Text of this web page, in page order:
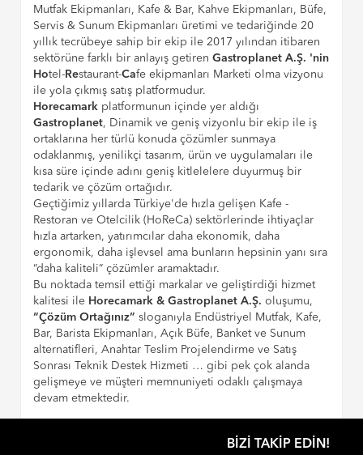
Mutfak Ekipmanları, Kafe & Bar, Kahve Ekipmanları, Büfe,
Servis & Sunum Ekipmanları üretimi ve tedariğinde 20
yıllık tecrübeye sahip bir ekip ile 2017 yılından itibaren
sektörüne farklı bir anlayış getirenGastroplanet A.Ş. 'nin
Hotel-Restaurant-Cafe ekipmanları Marketi olma vizyonu
ile yola çıkmış satış platformudur.
Horecamark platformunun içinde yer aldığı
Gastroplanet, Dinamik ve geniş vizyonlu bir ekip ile iş
ortaklarına her türlü konuda çözümler sunmaya
odaklanmış, yenilikçi tasarım, ürün ve uygulamaları ile
kısa süre içinde adını geniş kitlelelere duyurmuş bir
tedarik ve çözüm ortağıdır.
Geçtiğimiz yıllarda Türkiye'de hızla gelişen Kafe -
Restoran ve Otelcilik (HoReCa) sektörlerinde ihtiyaçlar
hızla artarken, yatırımcılar daha ekonomik, daha
ergonomik, daha işlevsel ama bunların hepsinin yanı sıra
“daha kaliteli” çözümler aramaktadır.
Bu noktada temsil ettiği markalar ve geliştirdiği hizmet
kalitesi ile Horecamark & Gastroplanet A.Ş. oluşumu,
“Çözüm Ortağınız” sloganıyla Endüstriyel Mutfak, Kafe,
Bar, Barista Ekipmanları, Açık Büfe, Banket ve Sunum
alternatifleri, Anahtar Teslim Projelendirme ve Satış
Sonrası Teknik Destek Hizmeti … gibi pek çok alanda
gelişmeye ve müşteri memnuniyeti odaklı çalışmaya
devam etmektedir.
BIZI TAKIP EDIN!